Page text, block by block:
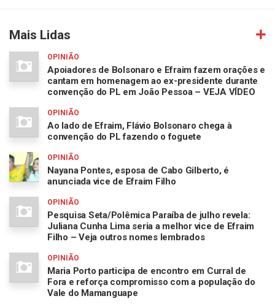
Mais Lidas
OPINIÃO
Apoiadores de Bolsonaro e Efraim fazem orações e
cantam em homenagem ao ex-presidente durante
convenção do PL em João Pessoa – VEJA VÍDEO
OPINIÃO
Ao lado de Efraim, Flávio Bolsonaro chega à
convenção do PL fazendo o foguete
OPINIÃO
Nayana Pontes, esposa de Cabo Gilberto, é
anunciada vice de Efraim Filho
OPINIÃO
Pesquisa Seta/Polêmica Paraíba de julho revela:
Juliana Cunha Lima seria a melhor vice de Efraim
Filho – Veja outros nomes lembrados
OPINIÃO
Maria Porto participa de encontro em Curral de
Fora e reforça compromisso com a população do
Vale do Mamanguape